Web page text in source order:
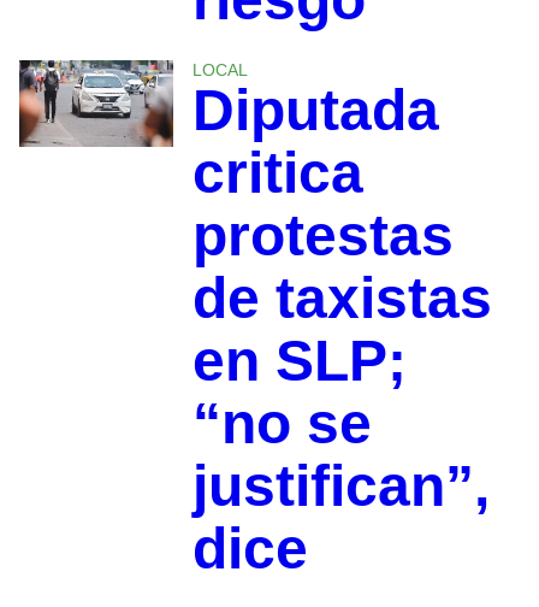
LOCAL
Diputada
critica
protestas
de taxistas
en SLP;
“no se
justifican”,
dice